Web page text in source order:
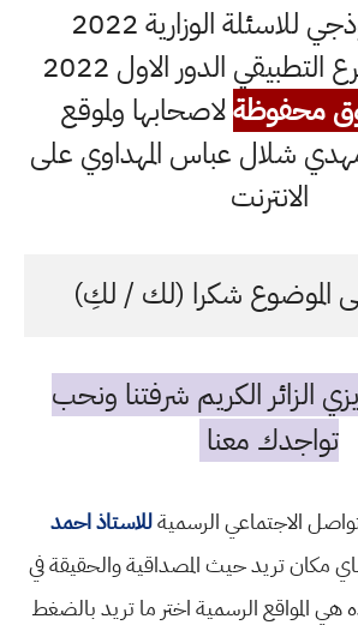
الحل النموذجي للاسئلة الوزارية 2022
الدور الاول 2022
محفوظةلاصحابها ولموقع
شلال عباس المهداوي على
الانترنت
الموضوع شكرا (لك / لكِ)
الزائر الكريم شرفتنا ونحب
تواجدك معنا
الاجتماعي الرسميةللاستاذ احمد
مكان تريد حيث المصداقية والحقيقة في
هي المواقع الرسمية اختر ما تريد بالضغط